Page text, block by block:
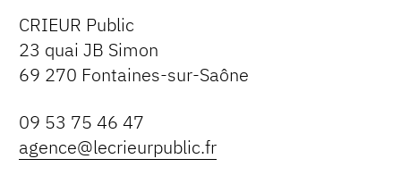
CRIEUR Public
23 quai JB Simon
69 270 Fontaines-sur-Saône
09 53 75 46 47
agence@lecrieurpublic.fr